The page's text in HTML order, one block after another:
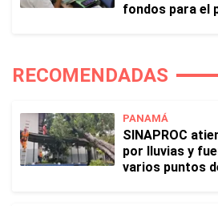
fondos para el
RECOMENDADAS
PANAMÁ
SINAPROC
por lluvias y
varios puntos